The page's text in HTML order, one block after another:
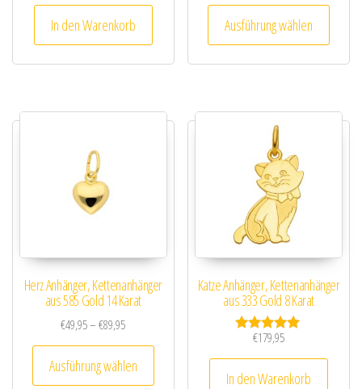
In den Warenkorb Ausführung wählen
Herz Anhänger, Kettenanhänger
aus 585 Gold 14 Karat
€49,95–€89,95Preisspanne: €49,95 bis €89,95
Ausführung wählen
Dieses Produkt weist mehrere Varianten
Katze Anhänger, Kettenanhänger
aus 333 Gold 8 Karat
Bewertet mit
€179,95
In den Warenkorb